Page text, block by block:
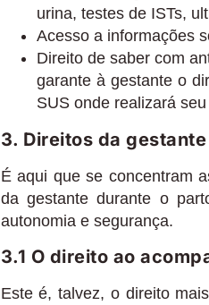
urina, testes de ISTs,
Acesso a informações
Direito de saber com
garante à gestante o
SUS onde realizará
3. Direitos da
É aqui que se concentram
da gestante durante o
autonomia e segurança.
3.1 O direito ao
Este é, talvez, o direito